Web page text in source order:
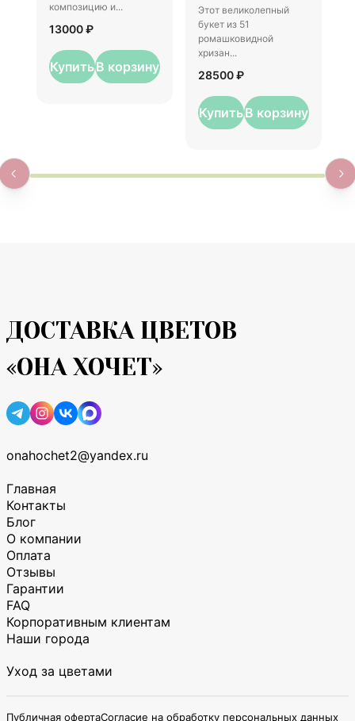
композицию и...
13000 ₽
КупитьВ корзину
Этот великолепный
букет из 51
ромашковидной
хризан...
28500 ₽
КупитьВ корзину
ДОСТАВКА ЦВЕТОВ
«ОНА ХОЧЕТ»
onahochet2@yandex.ru
Главная
Контакты
Блог
О компании
Оплата
Отзывы
Гарантии
FAQ
Корпоративным клиентам
Наши города
Уход за цветами
Публичная офертаСогласие на обработку персональных данных